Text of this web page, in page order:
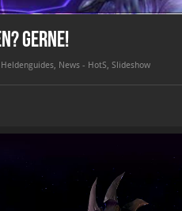
Gerne!
Heldenguides, News - HotS, Slideshow